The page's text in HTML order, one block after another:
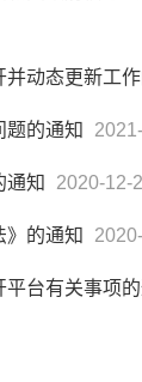
动态更新工
题的通知
通知 2020-12-
》的通知
台有关事项